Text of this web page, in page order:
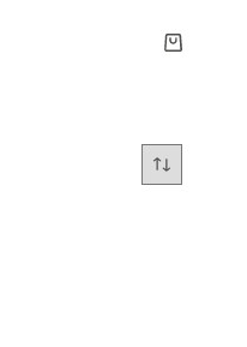
Καλάθι